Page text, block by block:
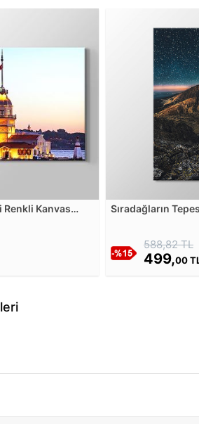
Renkli Kanvas
Sıradağların
588,82 TL
499,00